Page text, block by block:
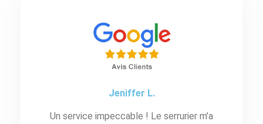
Jeniffer L.
Un service impeccable ! Le serrurier m’a